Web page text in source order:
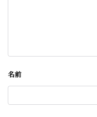
名前